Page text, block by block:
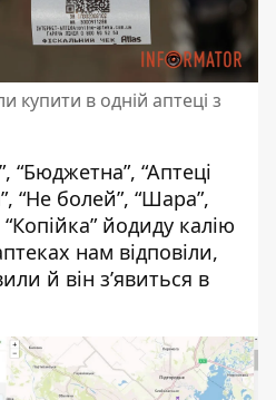
купити в одній аптеці з
“Бюджетна”, “Аптеці
“Не болей”, “Шара”,
“Копійка” йодиду калію
нам відповіли,
й він з’явиться в